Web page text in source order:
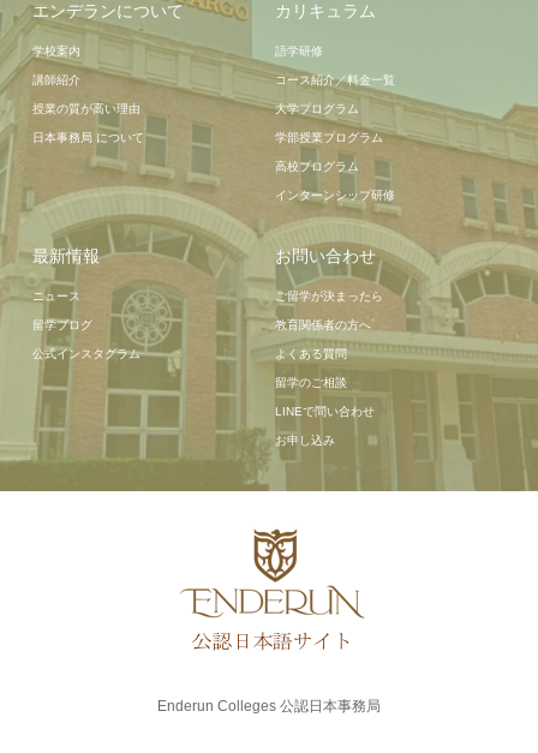
エンデランについて
学校案内
講師紹介
授業の質が高い理由
日本事務局 について
カリキュラム
語学研修
コース紹介／料金一覧
大学プログラム
学部授業プログラム
高校プログラム
インターンシップ研修
最新情報
ニュース
留学ブログ
公式インスタグラム
お問い合わせ
ご留学が決まったら
教育関係者の方へ
よくある質問
留学のご相談
LINEで問い合わせ
お申し込み
Enderun Colleges 公認日本事務局